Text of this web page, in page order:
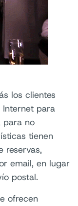
los clientes
Internet para
para no
tienen
reservas,
email, en lugar
postal.
ofrecen